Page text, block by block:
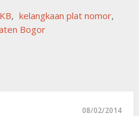
, kelangkaan plat nomor,
Bogor
08/02/2014